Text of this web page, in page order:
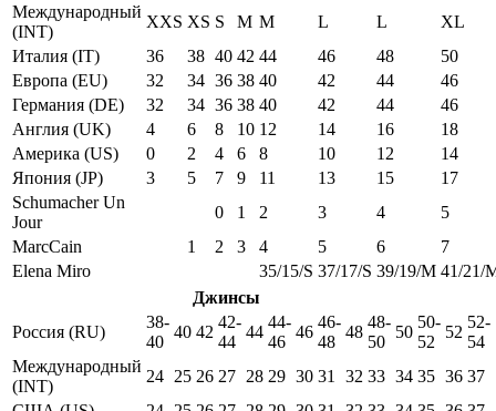
Международный
(INT)
XXS XS S M M L L
XL
Италия (IT)
36 38 40 42 44 46 48
50
Европа (EU)
32 34 36 38 40 42 44
46
Германия (DE)
32 34 36 38 40 42 44
46
Англия (UK)
4 6 8 10 12 14 16
18
Америка (US)
0 2 4 6 8 10 12
14
Япония (JP)
3 5 7 9 11 13 15
17
Schumacher Un
Jour
0 1 2 3 4
5
MarcCain
1 2 3 4 5 6
7
Elena Miro
35/15/S 37/17/S 39/19/M 41/21/
Джинсы
Россия (RU)
38-
40
40 42
42-
44
44
44-
46
46
46-
48
48
48-
50
50
50-
52
52
52-
54
Международный
(INT)
24 25 26 27 28 29 30 31 32 33 34 35 36 37